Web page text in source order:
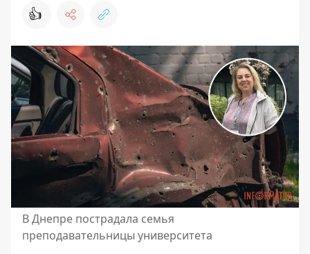
👍
В Днепре пострадала семья
преподавательницы университета